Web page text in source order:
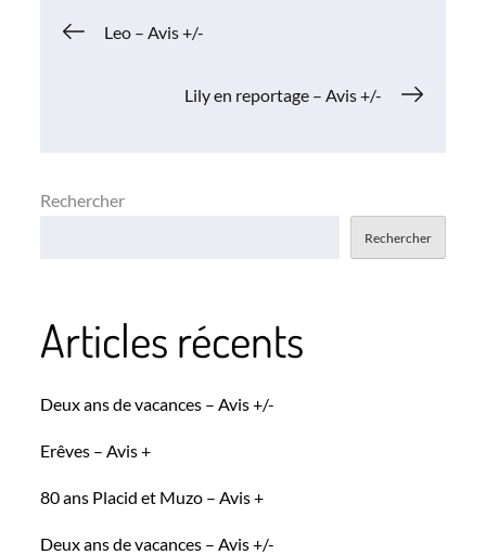
Navigation
Leo – Avis +/-
Lily en reportage – Avis +/-
Rechercher
Rechercher
Articles récents
Deux ans de vacances – Avis +/-
Erêves – Avis +
80 ans Placid et Muzo – Avis +
Deux ans de vacances – Avis +/-